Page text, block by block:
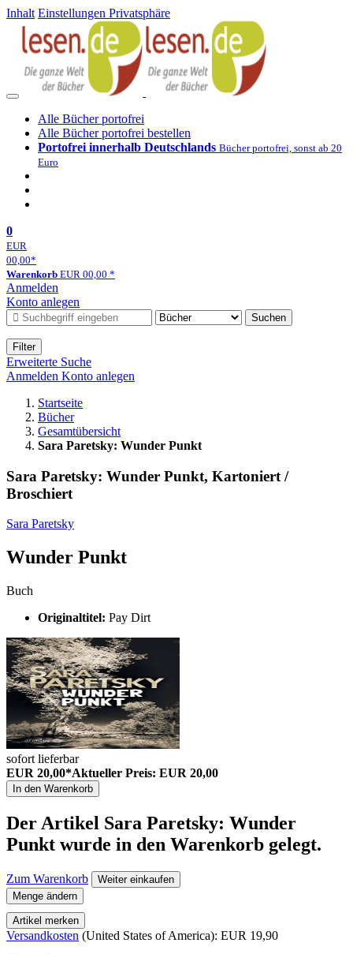
Inhalt Einstellungen Privatsphäre
Alle Bücher portofrei
Alle Bücher portofrei bestellen
Portofrei innerhalb Deutschlands Bücher portofrei, sonst ab 20
Euro
0
EUR
00,00*
Warenkorb EUR 00,00 *
Anmelden
Konto anlegen
Suchen
Filter
Erweiterte Suche
Anmelden Konto anlegen
Startseite
Bücher
Gesamtübersicht
Sara Paretsky: Wunder Punkt
Sara Paretsky: Wunder Punkt, Kartoniert /
Broschiert
Sara Paretsky
Wunder Punkt
Buch
Originaltitel: Pay Dirt
sofort lieferbar
EUR 20,00*Aktueller Preis: EUR 20,00
In den Warenkorb
Der Artikel Sara Paretsky: Wunder
Punkt wurde in den Warenkorb gelegt.
Zum Warenkorb
Weiter einkaufen
Menge ändern
Artikel merken
Versandkosten (United States of America): EUR 19,90